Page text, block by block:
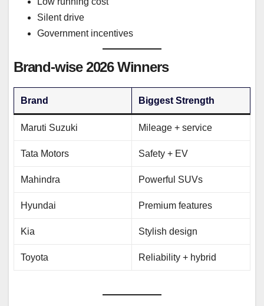
Silent drive
Government incentives
Brand-wise 2026 Winners
Brand Biggest Strength
Maruti Suzuki Mileage + service
Tata Motors Safety + EV
Mahindra Powerful SUVs
Hyundai Premium features
Kia Stylish design
Toyota Reliability + hybrid